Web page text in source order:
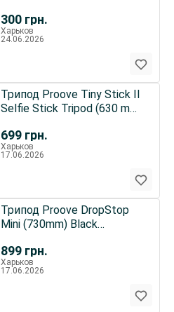
300 грн.
Харьков
24.06.2026
699 грн.
Трипод Proove Tiny Stick II
Selfie Stick Tripod (630 mm)
Харьков
17.06.2026
899 грн.
Трипод Proove DropStop
Mini (730mm) Black
Харьков
17.06.2026